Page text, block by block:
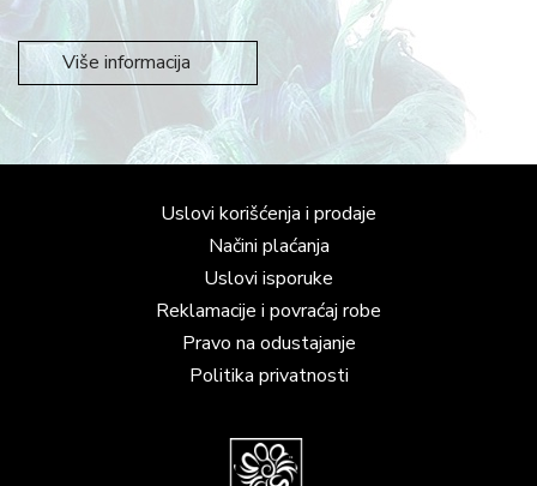
Više informacija
Uslovi korišćenja i prodaje
Načini plaćanja
Uslovi isporuke
Reklamacije i povraćaj robe
Pravo na odustajanje
Politika privatnosti